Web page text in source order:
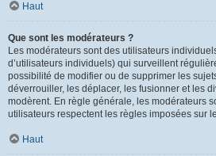
Haut
Que sont les modérateurs ?
Les modérateurs sont des utilisateurs
d’utilisateurs individuels) qui surveillent
possibilité de modifier ou de supprimer les
déverrouiller, les déplacer, les fusionner et les
modèrent. En règle générale, les modérateurs
utilisateurs respectent les règles imposées sur
Haut